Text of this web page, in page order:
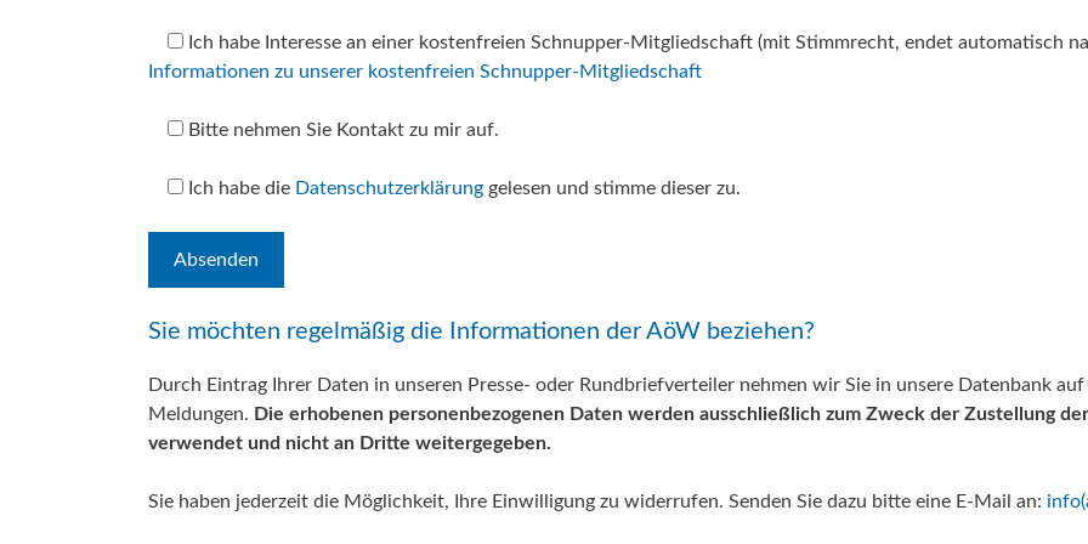
Ich habe Interesse an einer kostenfreien Schnupper-Mitgliedschaft (mit Stimmrecht, endet automatisch
Informationen zu unserer kostenfreien Schnupper-Mitgliedschaft
Bitte nehmen Sie Kontakt zu mir auf.
Ich habe die Datenschutzerklärung gelesen und stimme dieser zu.
Sie möchten regelmäßig die Informationen der AöW beziehen?
Durch Eintrag Ihrer Daten in unseren Presse- oder Rundbriefverteiler nehmen wir Sie in unsere Datenbank
Meldungen. Die erhobenen personenbezogenen Daten werden ausschließlich zum Zweck der Zustellung
verwendet und nicht an Dritte weitergegeben.
Sie haben jederzeit die Möglichkeit, Ihre Einwilligung zu widerrufen. Senden Sie dazu bitte eine E-Mail an: